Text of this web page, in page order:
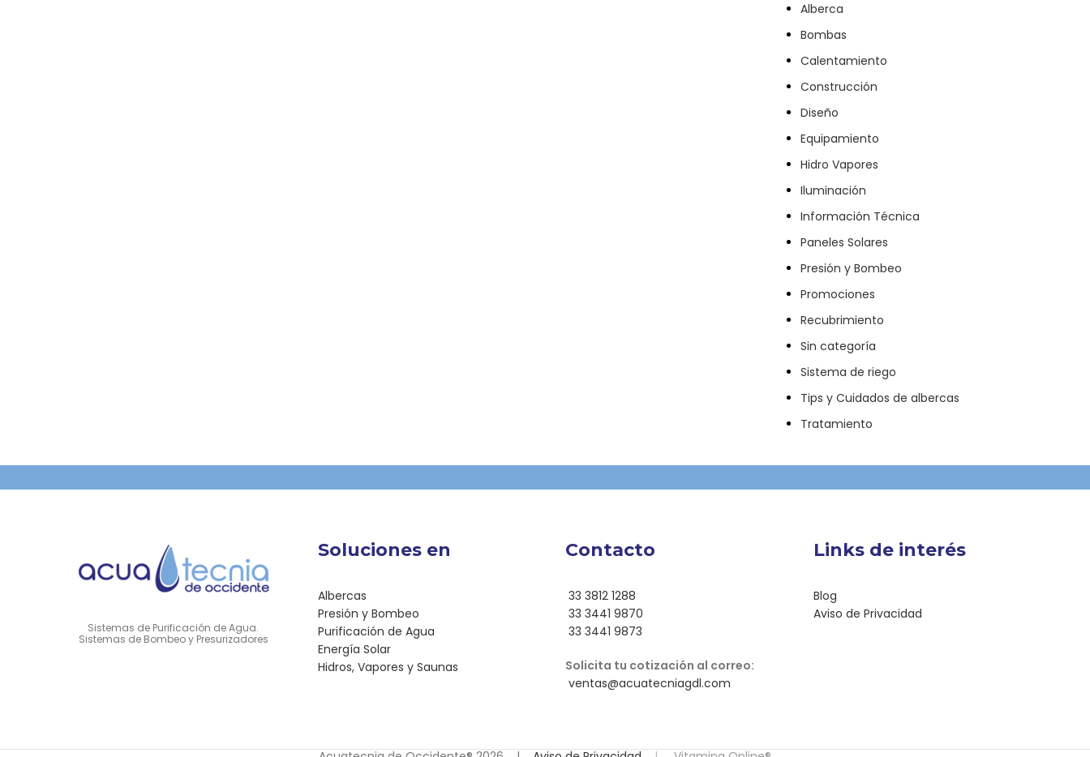
Alberca
Bombas
Calentamiento
Construcción
Diseño
Equipamiento
Hidro Vapores
Iluminación
Información Técnica
Paneles Solares
Presión y Bombeo
Promociones
Recubrimiento
Sin categoría
Sistema de riego
Tips y Cuidados de albercas
Tratamiento
Sistemas de Purificación de Agua.
Sistemas de Bombeo y Presurizadores
Soluciones en
Albercas
Presión y Bombeo
Purificación de Agua
Energía Solar
Hidros, Vapores y Saunas
Contacto
33 3812 1288
33 3441 9870
33 3441 9873
Solicita tu cotización al correo:
ventas@acuatecniagdl.com
Links de interés
Blog
Aviso de Privacidad